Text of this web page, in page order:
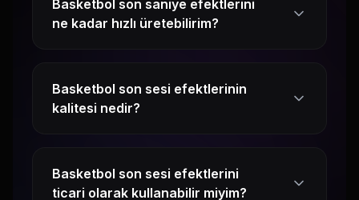
Basketbol son saniye efektlerini
ne kadar hızlı üretebilirim?
Basketbol son sesi efektlerinin
kalitesi nedir?
Basketbol son sesi efektlerini
ticari olarak kullanabilir miyim?